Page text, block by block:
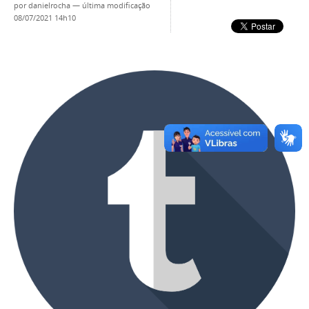
pordanielrocha — última modificação
08/07/2021 14h10